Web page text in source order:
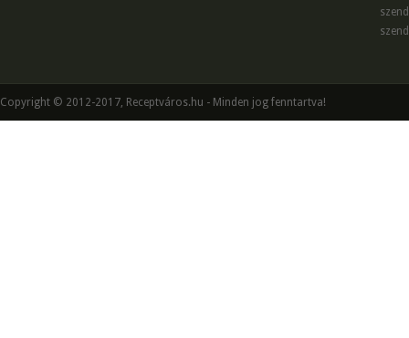
Copyright © 2012-2017, Receptváros.hu - Minden jog fenntartva!